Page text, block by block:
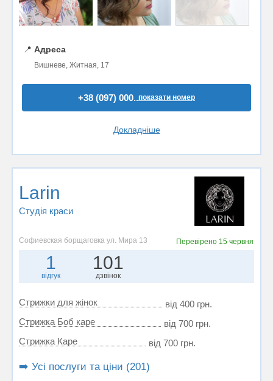
📍 Адреса
Вишневе, Житная, 17
+38 (097) 000..показати номер
Докладніше
Larin
Студія краси
Софиевская борщаговка ул. Мира 13 Перевірено 15 червня
1
відгук
101
дзвінок
Стрижки для жінок
від 400 грн.
Стрижка Боб каре
від 700 грн.
Стрижка Каре
від 700 грн.
➡️ Усі послуги та ціни (201)